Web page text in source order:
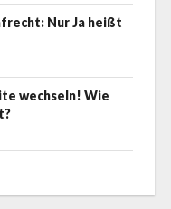
Nur Ja heißt
wechseln! Wie